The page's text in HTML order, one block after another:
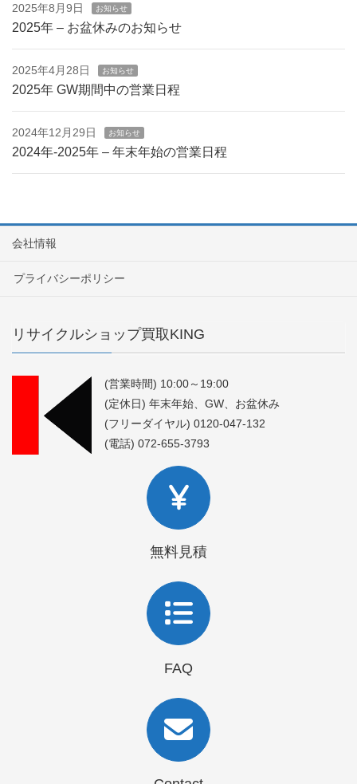
2025年8月9日 お知らせ
2025年 – お盆休みのお知らせ
2025年4月28日 お知らせ
2025年 GW期間中の営業日程
2024年12月29日 お知らせ
2024年-2025年 – 年末年始の営業日程
会社情報
プライバシーポリシー
リサイクルショップ買取KING
(営業時間) 10:00～19:00
(定休日) 年末年始、GW、お盆休み
(フリーダイヤル) 0120-047-132
(電話) 072-655-3793
無料見積
FAQ